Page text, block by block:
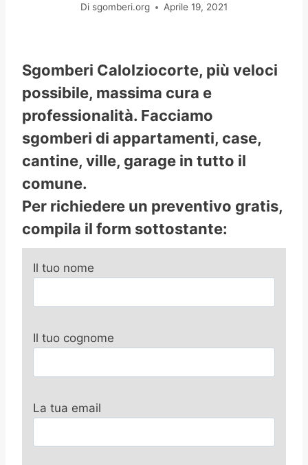
Di sgomberi.org Aprile 19, 2021
Sgomberi Calolziocorte, più veloci
possibile, massima cura e
professionalità. Facciamo
sgomberi di appartamenti, case,
cantine, ville, garage in tutto il
comune.
Per richiedere un preventivo gratis,
compila il form sottostante:
Il tuo nome
Il tuo cognome
La tua email